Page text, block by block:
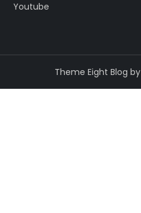
Youtube
Theme Eight Blog by